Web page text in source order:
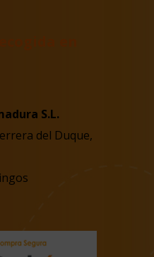
S.L.
del Duque,